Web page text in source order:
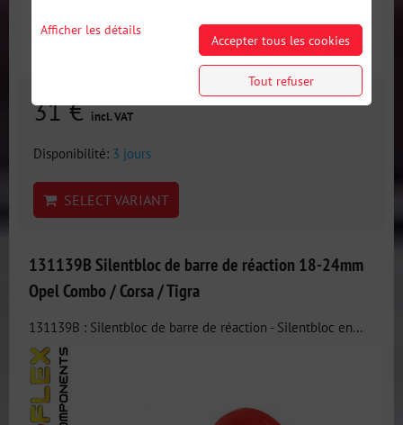
31 €incl. VAT
Disponibilité: 3 jours
SELECT VARIANT
131139B Silentbloc de barre de réaction 18-24mm
Opel Combo / Corsa / Tigra
131139B : Silentbloc de barre de réaction - Silentbloc en...
Afficher les détails
Accepter tous les cookies
Tout refuser